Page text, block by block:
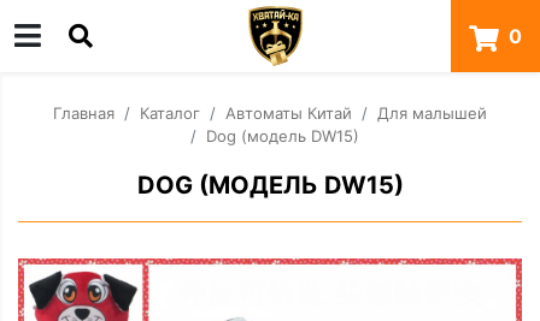
0
Главная Каталог Автоматы Китай
Для малышей
Dog (модель DW15)
DOG (МОДЕЛЬ DW15)